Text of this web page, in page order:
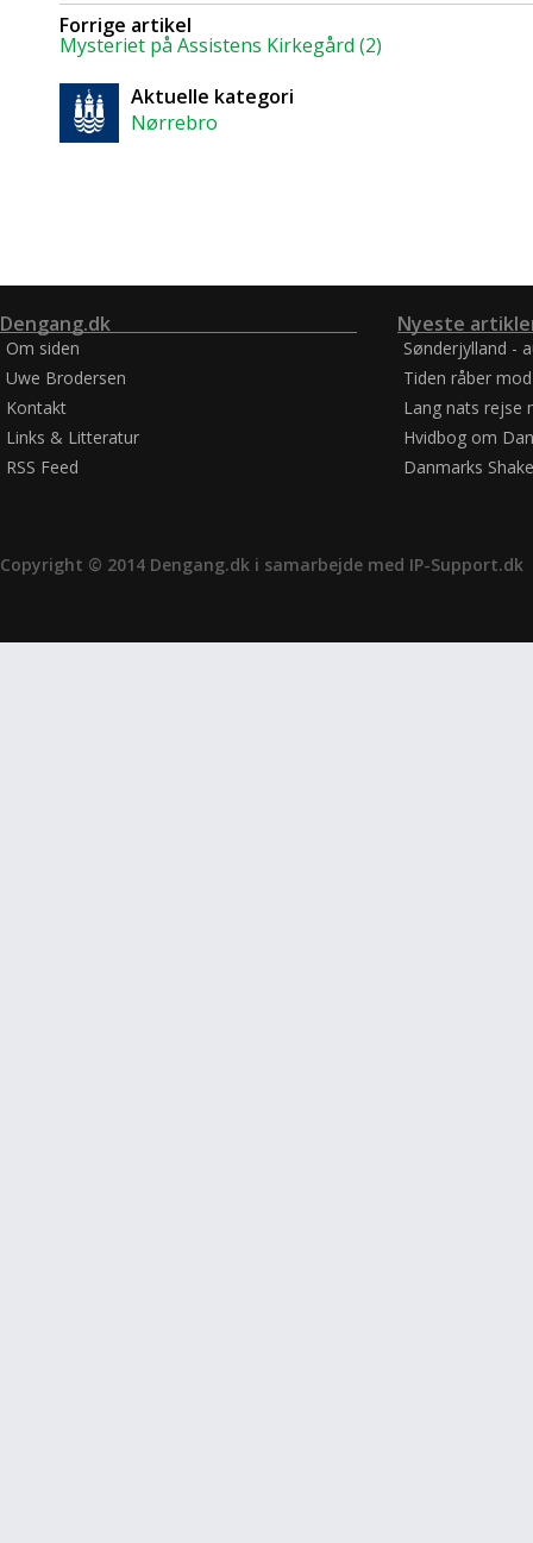
Forrige artikel
Mysteriet på Assistens Kirkegård (2)
Aktuelle kategori
Nørrebro
Dengang.dk
Om siden
Uwe Brodersen
Kontakt
Links & Litteratur
RSS Feed
Nyeste
Sønderjylland -
Tiden råber
Lang nats rejse
Hvidbog om
Danmarks
Copyright © 2014 Dengang.dk i samarbejde med IP-Support.dk